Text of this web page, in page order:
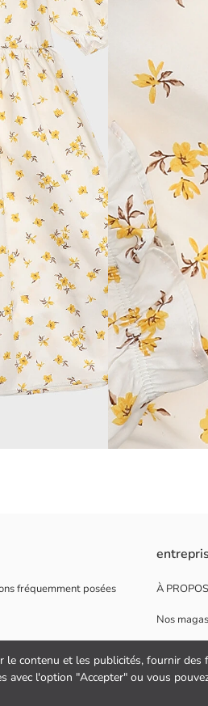
contenu et les publicités, fournir
avec l'option "Accepter" ou vous
fréquemment posées À
Nos
Soutien